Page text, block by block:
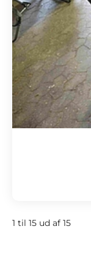
1 til 15 ud af 15